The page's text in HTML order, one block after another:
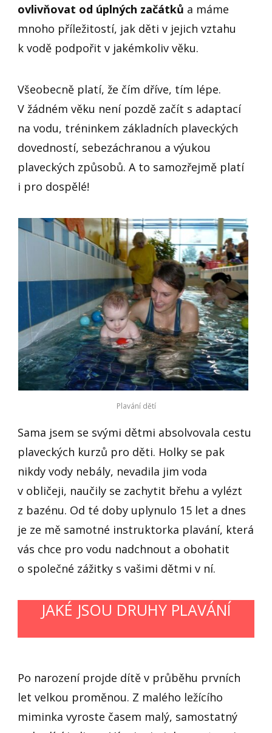
ovlivňovat od úplných začátků a máme
mnoho příležitostí, jak děti v jejich vztahu
k vodě podpořit v jakémkoliv věku.
Všeobecně platí, že čím dříve, tím lépe.
V žádném věku není pozdě začít s adaptací
na vodu, tréninkem základních plaveckých
dovedností, sebezáchranou a výukou
plaveckých způsobů. A to samozřejmě platí
i pro dospělé!
Plavání dětí
Sama jsem se svými dětmi absolvovala cestu
plaveckých kurzů pro děti. Holky se pak
nikdy vody nebály, nevadila jim voda
v obličeji, naučily se zachytit břehu a vylézt
z bazénu. Od té doby uplynulo 15 let a dnes
je ze mě samotné instruktorka plavání, která
vás chce pro vodu nadchnout a obohatit
o společné zážitky s vašimi dětmi v ní.
JAKÉ JSOU DRUHY PLAVÁNÍ
Po narození projde dítě v průběhu prvních
let velkou proměnou. Z malého ležícího
miminka vyroste časem malý, samostatný